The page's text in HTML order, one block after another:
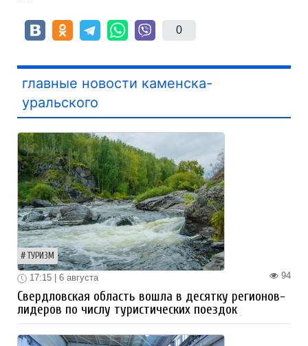
0
главные новости каменска-
уральского
ТУРИЗМ
94
17:15 | 6 августа
Свердловская область вошла в десятку регионов-
лидеров по числу туристических поездок